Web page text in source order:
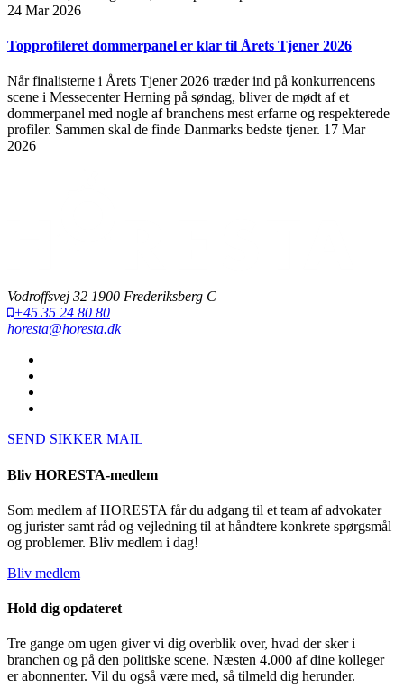
24 Mar 2026
Topprofileret dommerpanel er klar til Årets Tjener 2026
Når finalisterne i Årets Tjener 2026 træder ind på konkurrencens
scene i Messecenter Herning på søndag, bliver de mødt af et
dommerpanel med nogle af branchens mest erfarne og respekterede
profiler. Sammen skal de finde Danmarks bedste tjener. 17 Mar
2026
Vodroffsvej 32 1900 Frederiksberg C
+45 35 24 80 80
horesta@horesta.dk
SEND SIKKER MAIL
Bliv HORESTA-medlem
Som medlem af HORESTA får du adgang til et team af advokater
og jurister samt råd og vejledning til at håndtere konkrete spørgsmål
og problemer. Bliv medlem i dag!
Bliv medlem
Hold dig opdateret
Tre gange om ugen giver vi dig overblik over, hvad der sker i
branchen og på den politiske scene. Næsten 4.000 af dine kolleger
er abonnenter. Vil du også være med, så tilmeld dig herunder.